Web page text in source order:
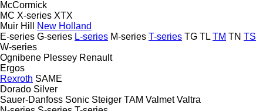
McCormick
MC X-series XTX
Muir Hill
New Holland
E-series G-series L-series M-series T-series TG TL TM TN TS
W-series
Ognibene Plessey Renault
Ergos
Rexroth SAME
Dorado Silver
Sauer-Danfoss Sonic Steiger TAM Valmet Valtra